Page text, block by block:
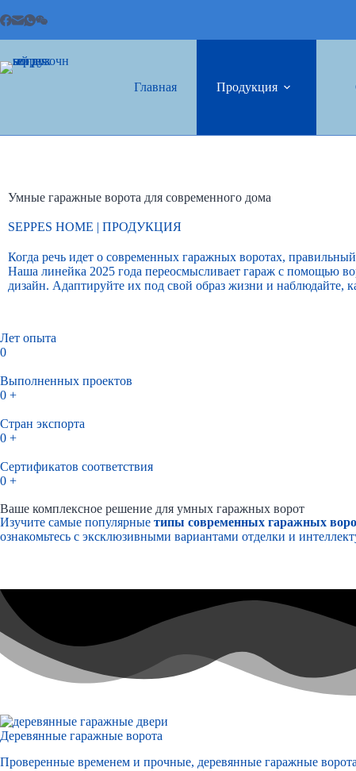
Главная Продукция
Умные гаражные ворота для современного дома
SEPPES HOME | ПРОДУКЦИЯ
Когда речь идет о современных гаражных воротах,
Наша линейка 2025 года переосмысливает гараж с помощью
дизайн. Адаптируйте их под свой образ жизни и наблюдайте,
Лет опыта
0
Выполненных проектов
0 +
Стран экспорта
0 +
Сертификатов соответствия
0 +
Ваше комплексное решение для умных гаражных ворот
Изучите самые популярные типы современных гаражных
ознакомьтесь с эксклюзивными вариантами отделки и
Деревянные гаражные ворота
Проверенные временем и прочные, деревянные гаражные